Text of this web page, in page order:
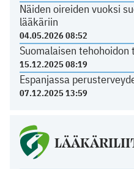
Näiden oireiden vuoksi
lääkäriin
04.05.2026 08:52
Suomalaisen
15.12.2025 08:19
Espanjassa
07.12.2025 13:59